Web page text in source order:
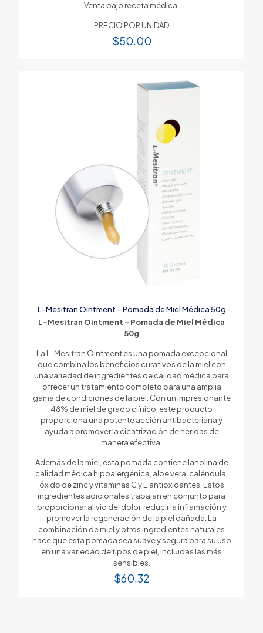
Venta bajo receta médica.
PRECIO POR UNIDAD
$50.00
L-Mesitran Ointment – Pomada de Miel Médica 50g
L-Mesitran Ointment – Pomada de Miel Médica
50g
La L-Mesitran Ointment es una pomada excepcional
que combina los beneficios curativos de la miel con
una variedad de ingredientes de calidad médica para
ofrecer un tratamiento completo para una amplia
gama de condiciones de la piel. Con un impresionante
48% de miel de grado clínico, este producto
proporciona una potente acción antibacteriana y
ayuda a promover la cicatrización de heridas de
manera efectiva.
Además de la miel, esta pomada contiene lanolina de
calidad médica hipoalergénica, aloe vera, caléndula,
óxido de zinc y vitaminas C y E antioxidantes. Estos
ingredientes adicionales trabajan en conjunto para
proporcionar alivio del dolor, reducir la inflamación y
promover la regeneración de la piel dañada. La
combinación de miel y otros ingredientes naturales
hace que esta pomada sea suave y segura para su uso
en una variedad de tipos de piel, incluidas las más
sensibles.
$60.32